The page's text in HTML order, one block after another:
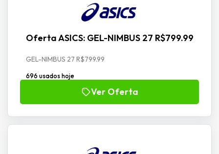
Oferta ASICS: GEL-NIMBUS 27 R$799.99
GEL-NIMBUS 27 R$799.99
696 usados hoje
Ver Oferta